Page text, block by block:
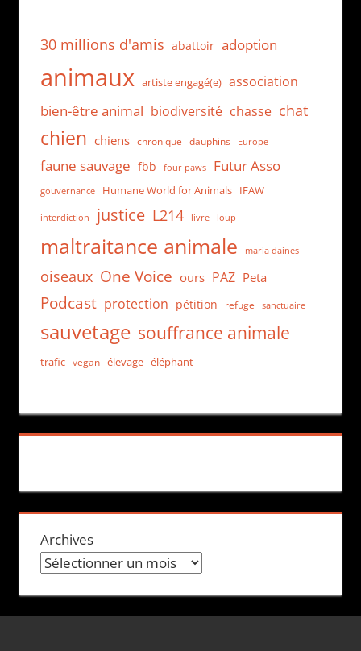
30 millions d'amis abattoir adoption
animaux artiste engagé(e) association
bien-être animal biodiversité chasse chat
chien chiens chronique dauphins Europe
faune sauvage fbb four paws Futur Asso
gouvernance Humane World for Animals IFAW
interdiction justice L214 livre loup
maltraitance animale maria daines
oiseaux One Voice ours PAZ Peta
Podcast protection pétition refuge sanctuaire
sauvetage souffrance animale
trafic vegan élevage éléphant
Archives